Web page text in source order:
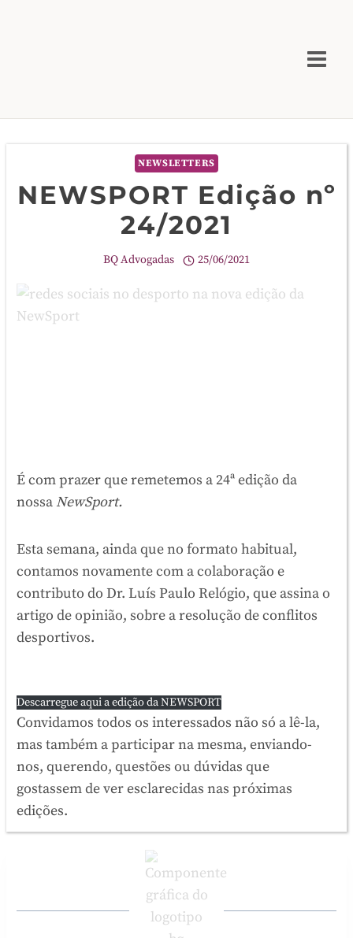
NEWSLETTERS
NEWSPORT Edição nº
24/2021
BQ Advogadas 25/06/2021
É com prazer que remetemos a 24ª edição da
nossaNewSport.
Esta semana, ainda que no formato habitual,
contamos novamente com a colaboração e
contributo do Dr. Luís Paulo Relógio, que assina o
artigo de opinião, sobre a resolução de conflitos
desportivos.
Descarregue aqui a edição da NEWSPORT
Convidamos todos os interessados não só a lê-la,
mas também a participar na mesma, enviando-
nos, querendo, questões ou dúvidas que
gostassem de ver esclarecidas nas próximas
edições.